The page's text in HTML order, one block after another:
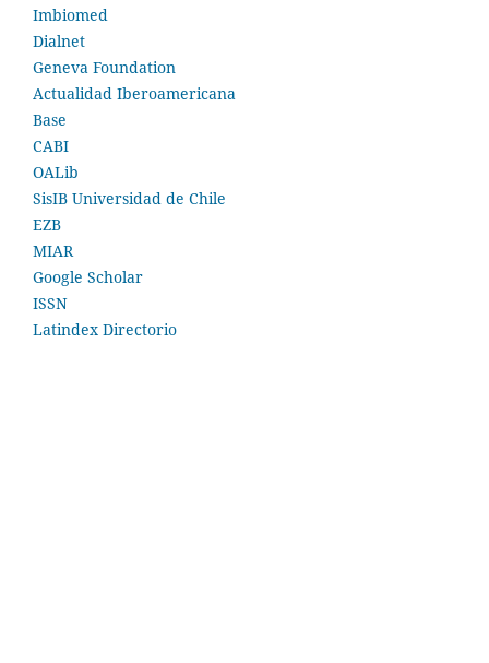
Imbiomed
Dialnet
Geneva Foundation
Actualidad Iberoamericana
Base
CABI
OALib
SisIB Universidad de Chile
EZB
MIAR
Google Scholar
ISSN
Latindex Directorio